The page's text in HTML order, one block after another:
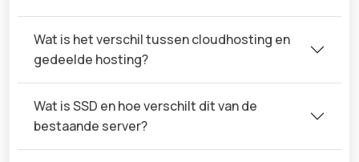
Wat is het verschil tussen cloudhosting en
gedeelde hosting?
Wat is SSD en hoe verschilt dit van de
bestaande server?